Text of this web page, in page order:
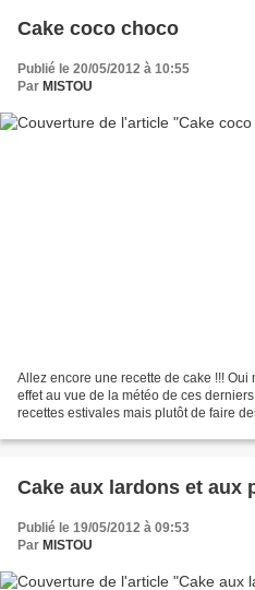
Cake coco choco
Publié le 20/05/2012 à 10:55
Par MISTOU
Allez encore une recette de cake !!!
effet au vue de la météo de ces
recettes estivales mais plutôt de faire
Cake aux lardons et aux
Publié le 19/05/2012 à 09:53
Par MISTOU